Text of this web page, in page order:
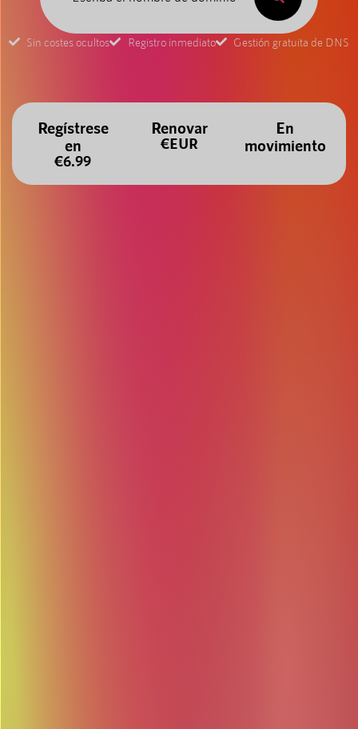
Sin costes ocultos Registro inmediato Gestión gratuita de DNS
Regístrese
en
€6.99
Renovar
€EUR
En
movimiento